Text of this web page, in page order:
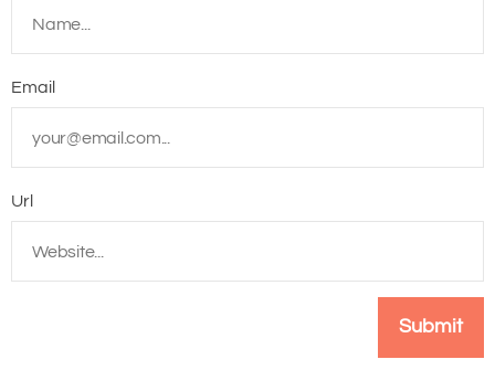
Email
Url